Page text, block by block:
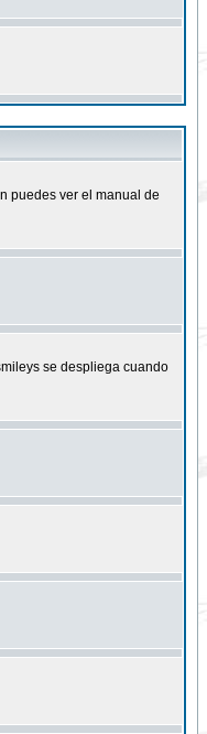
puedes ver el manual de
se despliega cuando